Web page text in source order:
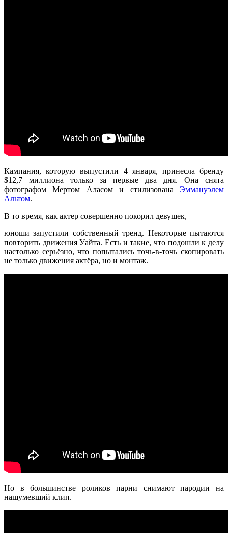
Кампания, которую выпустили 4 января, принесла бренду
$12,7 миллиона только за первые два дня. Она снята
фотографом Мертом Аласом и стилизована Эммануэлем
Альтом.
В то время, как актер совершенно покорил девушек,
юноши запустили собственный тренд. Некоторые пытаются
повторить движения Уайта. Есть и такие, что подошли к делу
настолько серьёзно, что попытались точь-в-точь скопировать
не только движения актёра, но и монтаж.
Но в большинстве роликов парни снимают пародии на
нашумевший клип.